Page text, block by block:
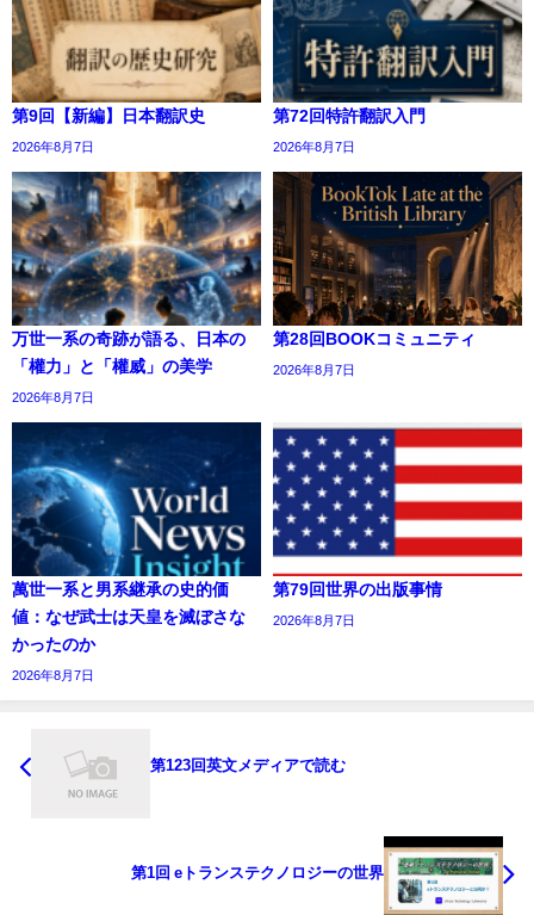
第9回【新編】日本翻訳史
2026年8月7日
第72回特許翻訳入門
2026年8月7日
万世一系の奇跡が語る、日本の
「權力」と「權威」の美学
2026年8月7日
第28回BOOKコミュニティ
2026年8月7日
萬世一系と男系継承の史的価
値：なぜ武士は天皇を滅ぼさな
かったのか
2026年8月7日
第79回世界の出版事情
2026年8月7日
第123回英文メディアで読む
第1回 eトランステクノロジーの世界